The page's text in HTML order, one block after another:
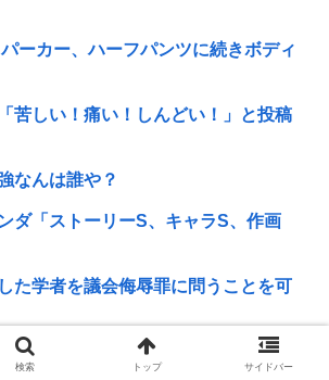
ーカー、ハーフパンツに続きボディ
苦しい！痛い！しんどい！」と投稿
なんは誰や？
ダ「ストーリーS、キャラS、作画
た学者を議会侮辱罪に問うことを可
の10式戦車近代化は矛盾だらけ。陸
検索 トップ サイドバー